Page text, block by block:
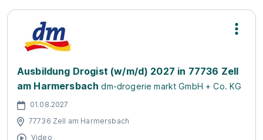
Ausbildung Drogist (w/m/d) 2027 in 77736 Zell
am Harmersbach dm-drogerie markt GmbH + Co. KG
01.08.2027
77736 Zell am Harmersbach
Video